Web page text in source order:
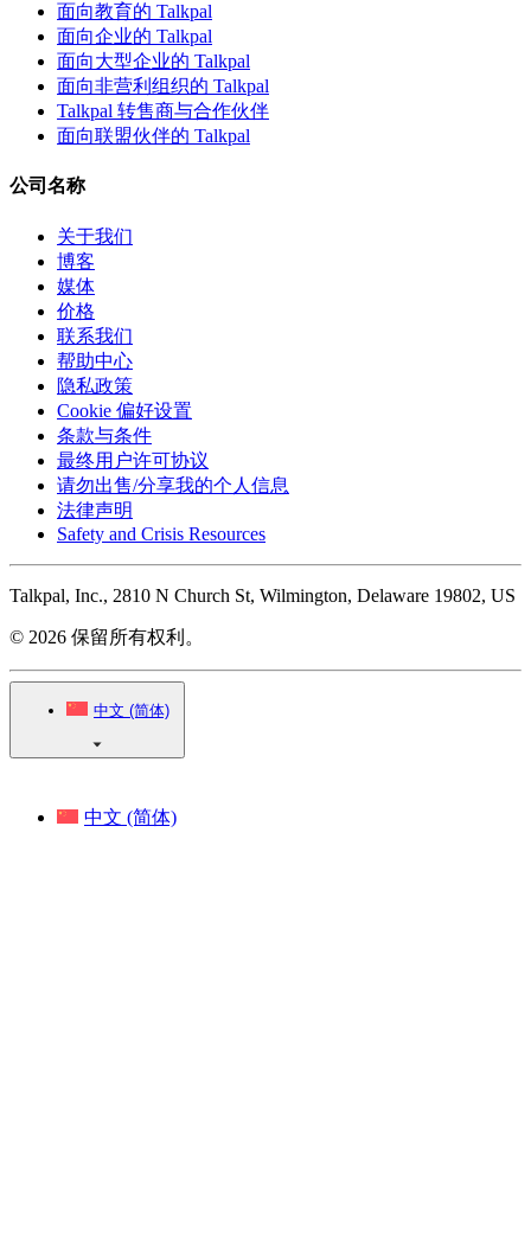
面向教育的 Talkpal
面向企业的 Talkpal
面向大型企业的 Talkpal
面向非营利组织的 Talkpal
Talkpal 转售商与合作伙伴
面向联盟伙伴的 Talkpal
公司名称
关于我们
博客
媒体
价格
联系我们
帮助中心
隐私政策
Cookie 偏好设置
条款与条件
最终用户许可协议
请勿出售/分享我的个人信息
法律声明
Safety and Crisis Resources
Talkpal, Inc., 2810 N Church St, Wilmington, Delaware 19802, US
© 2026 保留所有权利。
中文 (简体)
中文 (简体)